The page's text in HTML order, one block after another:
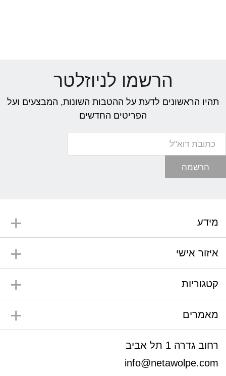
הרשמו לניוזלטר
תהיו הראשונים לדעת על ההטבות השונות, המבצעים ועל
הפריטים החדשים
הרשמה
מידע
איזור אישי
קטגוריות
מאמרים
רחוב גדרה 1 תל אביב
info@netawolpe.com